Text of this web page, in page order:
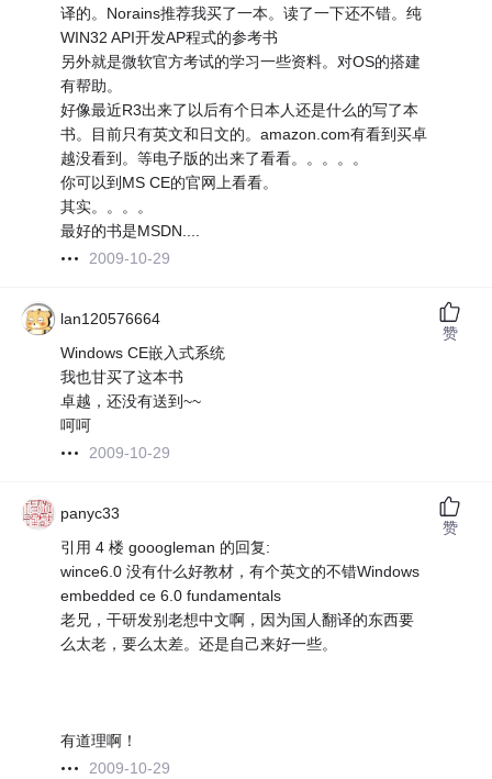
译的。Norains推荐我买了一本。读了一下还不错。纯
WIN32 API开发AP程式的参考书
另外就是微软官方考试的学习一些资料。对OS的搭建
有帮助。
好像最近R3出来了以后有个日本人还是什么的写了本
书。目前只有英文和日文的。amazon.com有看到买卓
越没看到。等电子版的出来了看看。。。。。
你可以到MS CE的官网上看看。
其实。。。。
最好的书是MSDN....
2009-10-29
lan120576664
Windows CE嵌入式系统
我也甘买了这本书
卓越，还没有送到~~
呵呵
2009-10-29
赞
panyc33
引用 4 楼 gooogleman 的回复:
wince6.0 没有什么好教材，有个英文的不错Windows
embedded ce 6.0 fundamentals
老兄，干研发别老想中文啊，因为国人翻译的东西要
么太老，要么太差。还是自己来好一些。
有道理啊！
2009-10-29
赞